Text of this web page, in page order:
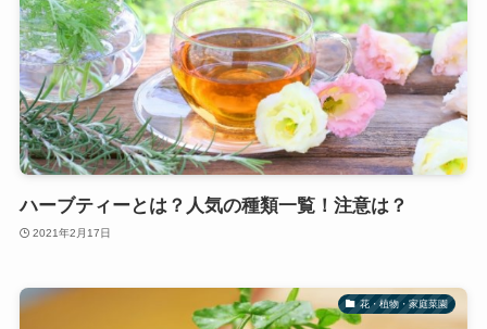
ハーブティーとは？人気の種類一覧！注意は？
2021年2月17日
花・植物・家庭菜園